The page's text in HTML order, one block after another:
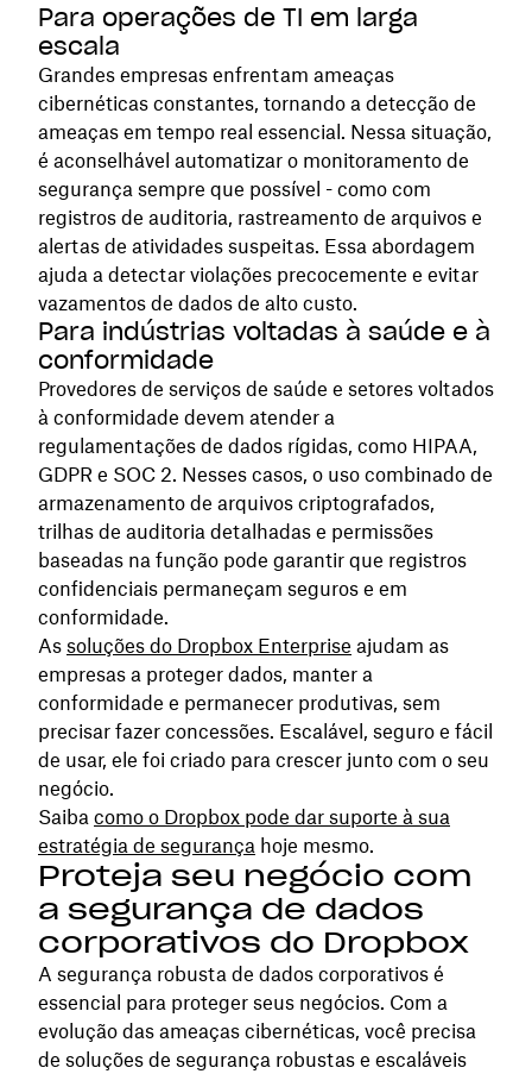
Para operações de TI em larga
escala
Grandes empresas enfrentam ameaças
cibernéticas constantes, tornando a detecção de
ameaças em tempo real essencial. Nessa situação,
é aconselhável automatizar o monitoramento de
segurança sempre que possível - como com
registros de auditoria, rastreamento de arquivos e
alertas de atividades suspeitas. Essa abordagem
ajuda a detectar violações precocemente e evitar
vazamentos de dados de alto custo.
Para indústrias voltadas à saúde e à
conformidade
Provedores de serviços de saúde e setores voltados
à conformidade devem atender a
regulamentações de dados rígidas, como HIPAA,
GDPR e SOC 2. Nesses casos, o uso combinado de
armazenamento de arquivos criptografados,
trilhas de auditoria detalhadas e permissões
baseadas na função pode garantir que registros
confidenciais permaneçam seguros e em
conformidade.
As soluções do Dropbox Enterprise ajudam as
empresas a proteger dados, manter a
conformidade e permanecer produtivas, sem
precisar fazer concessões. Escalável, seguro e fácil
de usar, ele foi criado para crescer junto com o seu
negócio.
Saiba como o Dropbox pode dar suporte à sua
estratégia de segurança hoje mesmo.
Proteja seu negócio com
a segurança de dados
corporativos do Dropbox
A segurança robusta de dados corporativos é
essencial para proteger seus negócios. Com a
evolução das ameaças cibernéticas, você precisa
de soluções de segurança robustas e escaláveis